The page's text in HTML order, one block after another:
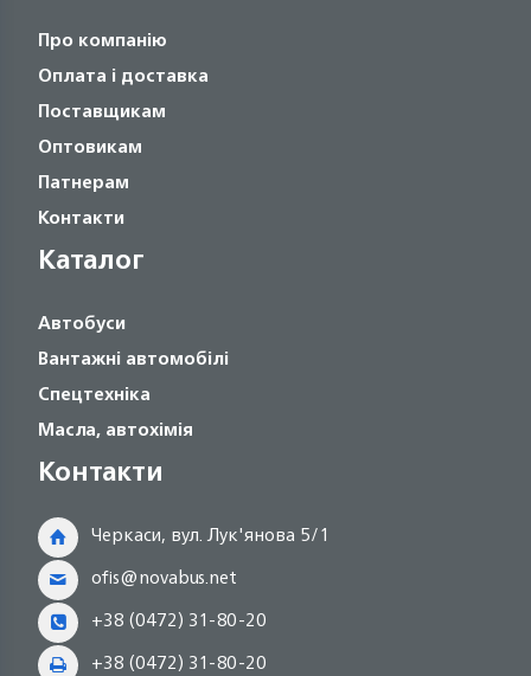
Про компанію
Оплата і доставка
Поставщикам
Оптовикам
Патнерам
Контакти
Каталог
Автобуси
Вантажні автомобілі
Спецтехніка
Масла, автохімія
Контакти
Черкаси, вул. Лук'янова 5/1
ofis@novabus.net
+38 (0472) 31-80-20
+38 (0472) 31-80-20